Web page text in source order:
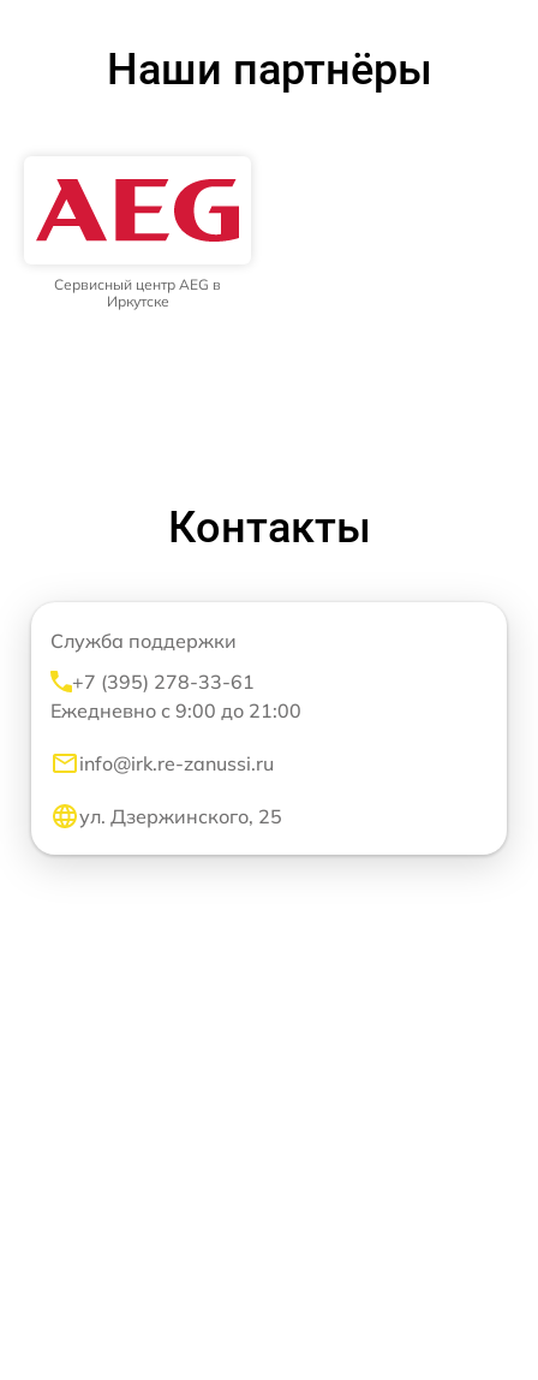
Наши партнёры
Сервисный центр AEG в
Иркутске
Контакты
Служба поддержки
+7 (395) 278-33-61
Ежедневно с 9:00 до 21:00
info@irk.re-zanussi.ru
ул. Дзержинского, 25